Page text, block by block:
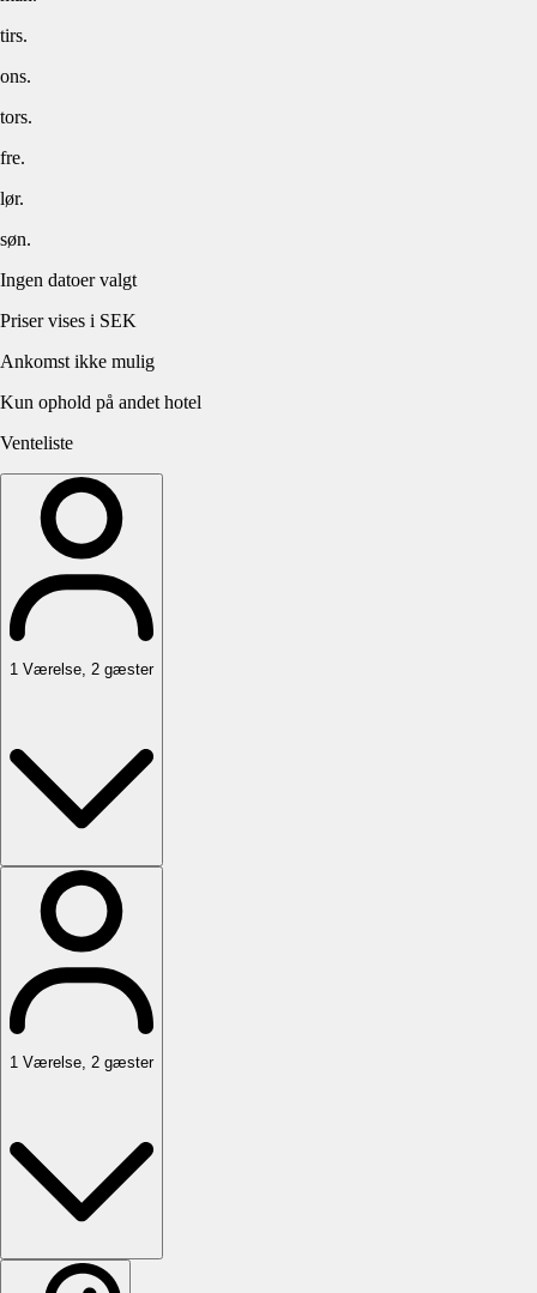
tirs.
ons.
tors.
fre.
lør.
søn.
Ingen datoer valgt
Priser vises i SEK
Ankomst ikke mulig
Kun ophold på andet hotel
Venteliste
1 Værelse, 2 gæster
1 Værelse, 2 gæster